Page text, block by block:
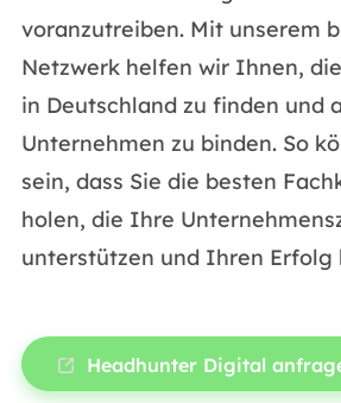
voranzutreiben. Mit unserem
Netzwerk helfen wir Ihnen,
in Deutschland zu finden und
Unternehmen zu binden. So
sein, dass Sie die besten
holen, die Ihre
unterstützen und Ihren Erfolg
Headhunter Digital